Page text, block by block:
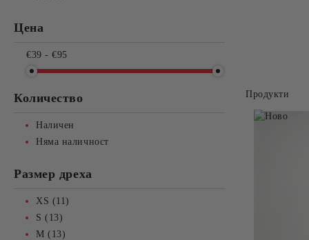
Цена
€39 - €95
Количество
Наличен
Няма наличност
Размер дреха
XS (11)
S (13)
M (13)
Продукти